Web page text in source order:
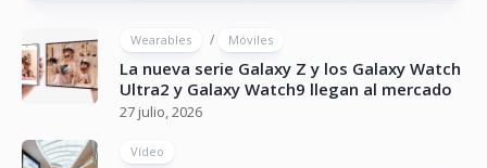
Wearables / Móviles
La nueva serie Galaxy Z y los Galaxy Watch
Ultra2 y Galaxy Watch9 llegan al mercado
27 julio, 2026
Vídeo